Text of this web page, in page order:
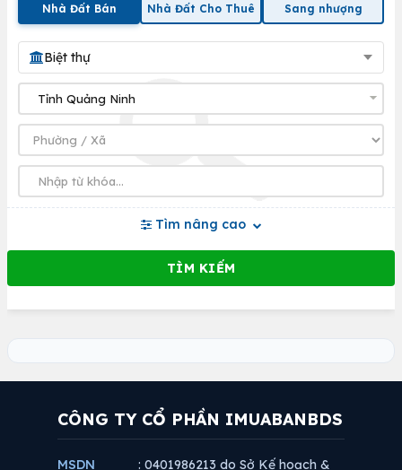
Nhà Đất Bán Nhà Đất Cho Thuê Sang nhượng
Biệt thự
Tìm nâng cao
CÔNG TY CỔ PHẦN IMUABANBDS
MSDN : 0401986213 do Sở Kế hoạch &